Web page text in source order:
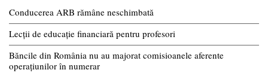
Conducerea ARB rămâne neschimbată
Lecții de educație financiară pentru profesori
Băncile din România nu au majorat comisioanele aferente
operațiunilor în numerar